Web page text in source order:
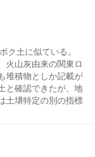
ク土に似ている。
火山灰由来の関東ロ
堆積物としか記載が
と確認できたが、地
土壌特定の別の指標